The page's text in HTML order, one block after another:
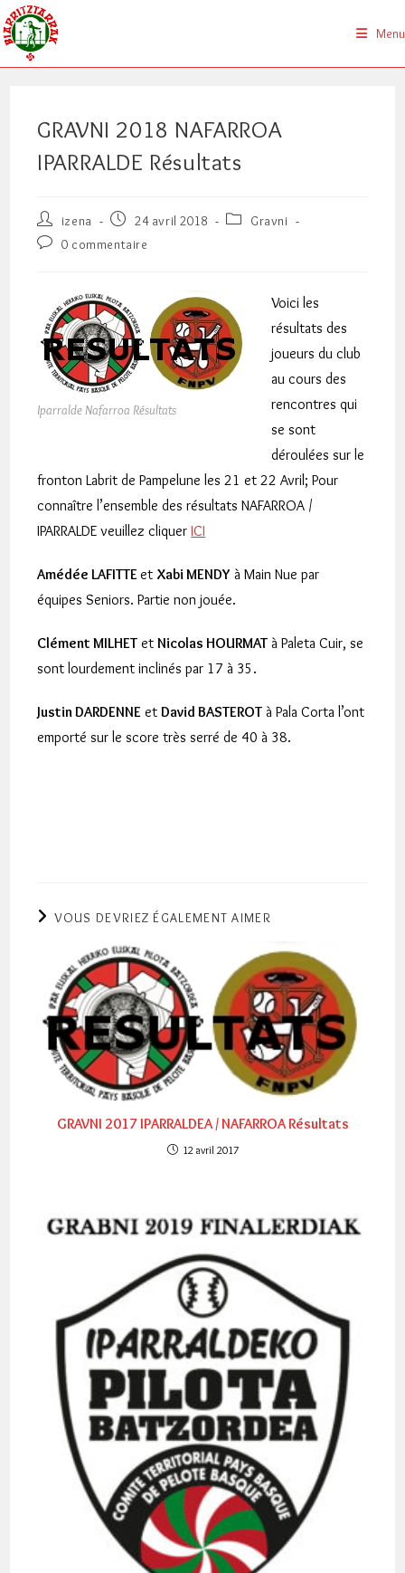
Skip
to
content
Menu
GRAVNI 2018 NAFARROA
IPARRALDE Résultats
Auteur/autrice
de
la
izena
Publication
24 avril 2018
PostGravni
Commentaires
publication :
0 commentaire
Iparralde Nafarroa Résultats
Voici les
résultats des
joueurs du club
au cours des
rencontres qui
se sont
déroulées sur le
fronton Labrit de Pampelune les 21 et 22 Avril; Pour
connaître l’ensemble des résultats NAFARROA /
IPARRALDE veuillez cliquerICI
Amédée LAFITTEet Xabi MENDY à Main Nue par
équipes Seniors. Partie non jouée.
Clément MILHET etNicolas HOURMAT à Paleta Cuir, se
sont lourdement inclinés par 17 à 35.
Justin DARDENNE etDavid BASTEROT à Pala Corta l’ont
emporté sur le score très serré de 40 à 38.
VOUS DEVRIEZ ÉGALEMENT AIMER
GRAVNI 2017 IPARRALDEA / NAFARROA Résultats
12 avril 2017